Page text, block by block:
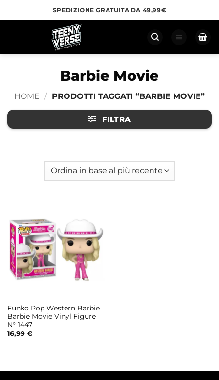
ai
SPEDIZIONE GRATUITA DA 49,99€
Barbie Movie
HOME / PRODOTTI TAGGATI “BARBIE MOVIE”
FILTRA
Funko Pop Western Barbie
Barbie Movie Vinyl Figure
N° 1447
16,99 €